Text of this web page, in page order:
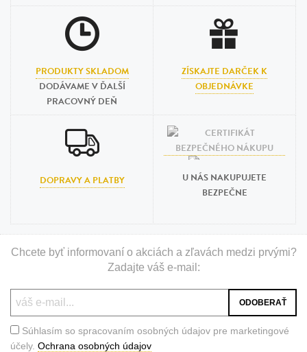
PRODUKTY SKLADOM
DODÁVAME V ĎALŠÍ
PRACOVNÝ DEŇ
ZÍSKAJTE DARČEK K
OBJEDNÁVKE
DOPRAVY A PLATBY
U NÁS NAKUPUJETE
BEZPEČNE
Chcete byť informovaní o akciách a zľavách medzi prvými?
Zadajte váš e-mail:
Súhlasím so spracovaním osobných údajov pre marketingové
účely. Ochrana osobných údajov